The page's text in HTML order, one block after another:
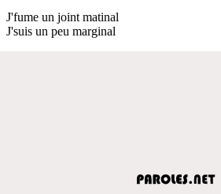
J'fume un joint matinal
J'suis un peu marginal